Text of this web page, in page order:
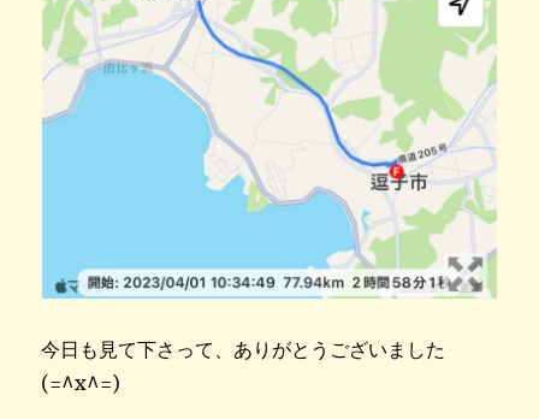
今日も見て下さって、ありがとうございました
(=^x^=)